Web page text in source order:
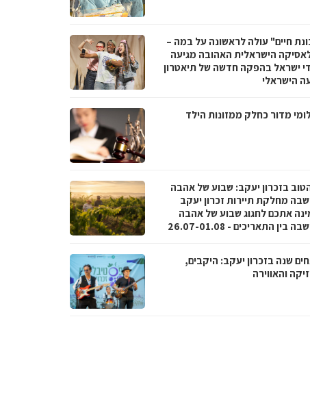
חיים" עולה לראשונה על במה –
הישראלית האהובה מגיעה
ישראל בהפקה חדשה של תיאטרון
הישראלי
מדור כחלק ממזונות הילד
בזכרון יעקב: שבוע של אהבה
מחלקת תיירות זכרון יעקב
אתכם לחגוג שבוע של אהבה
בין התאריכים - 26.07-01.08
שנה בזכרון יעקב: היקבים,
והאווירה